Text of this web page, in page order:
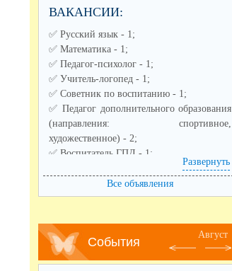
ВАКАНСИИ:
✅️ Русский язык - 1;
✅️ Математика - 1;
✅️ Педагог-психолог - 1;
✅️ Учитель-логопед - 1;
✅️ Советник по воспитанию - 1;
✅️ Педагог дополнительного образования
(направления: спортивное,
художественное) - 2;
✅️ Воспитатель ГПД - 1;
✅️ Заместитель по воспитательной работе
Развернуть
Все объявления
События
Август